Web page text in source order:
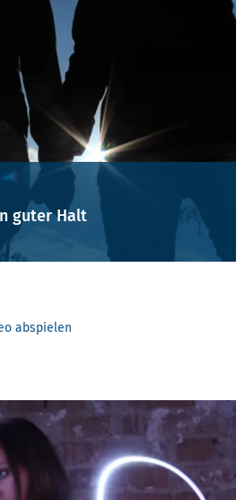
guter Halt
abspielen